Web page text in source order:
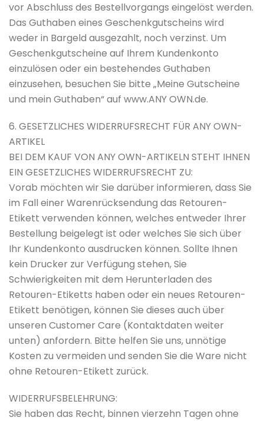
vor Abschluss des Bestellvorgangs eingelöst werden.
Das Guthaben eines Geschenkgutscheins wird
weder in Bargeld ausgezahlt, noch verzinst. Um
Geschenkgutscheine auf Ihrem Kundenkonto
einzulösen oder ein bestehendes Guthaben
einzusehen, besuchen Sie bitte „Meine Gutscheine
und mein Guthaben“ auf www.ANY OWN.de.
6. GESETZLICHES WIDERRUFSRECHT FÜR ANY OWN-
ARTIKEL
BEI DEM KAUF VON ANY OWN-ARTIKELN STEHT IHNEN
EIN GESETZLICHES WIDERRUFSRECHT ZU:
Vorab möchten wir Sie darüber informieren, dass Sie
im Fall einer Warenrücksendung das Retouren-
Etikett verwenden können, welches entweder Ihrer
Bestellung beigelegt ist oder welches Sie sich über
Ihr Kundenkonto ausdrucken können. Sollte Ihnen
kein Drucker zur Verfügung stehen, Sie
Schwierigkeiten mit dem Herunterladen des
Retouren-Etiketts haben oder ein neues Retouren-
Etikett benötigen, können Sie dieses auch über
unseren Customer Care (Kontaktdaten weiter
unten) anfordern. Bitte helfen Sie uns, unnötige
Kosten zu vermeiden und senden Sie die Ware nicht
ohne Retouren-Etikett zurück.
WIDERRUFSBELEHRUNG:
Sie haben das Recht, binnen vierzehn Tagen ohne